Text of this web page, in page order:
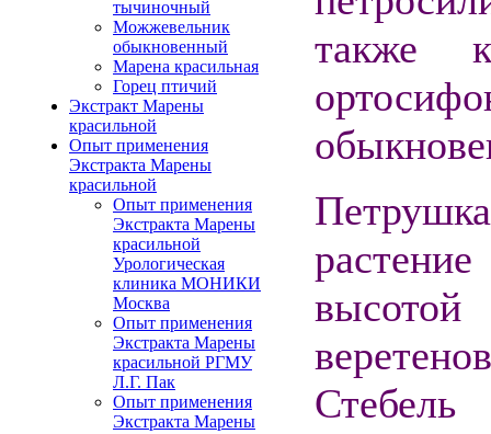
тычиночный
Можжевельник
обыкновенный
Марена красильная
Горец птичий
Экстракт Марены
красильной
Опыт применения
Экстракта Марены
красильной
Опыт применения
Экстракта Марены
красильной
Урологическая
клиника МОНИКИ
Москва
Опыт применения
Экстракта Марены
красильной РГМУ
Л.Г. Пак
Опыт применения
Экстракта Марены
также